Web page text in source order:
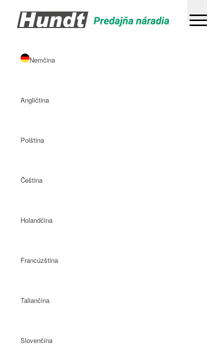
Nemčina
Angličtina
Polština
Čeština
Holandčina
Francúzština
Taliančina
Slovenčina